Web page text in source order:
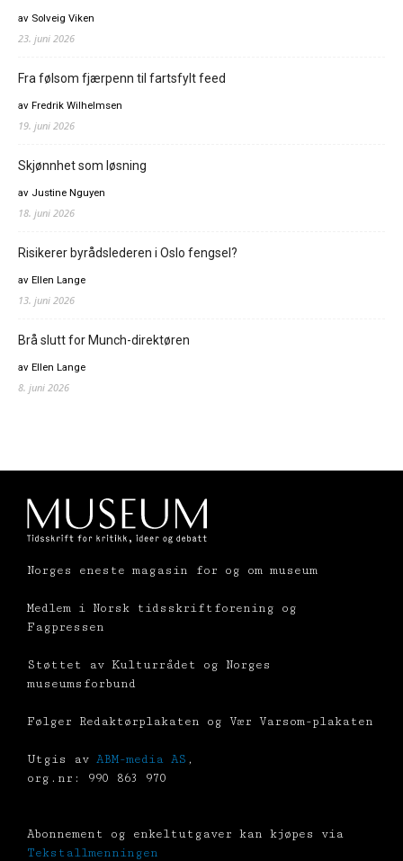
av Solveig Viken
23. juni 2026
Fra følsom fjærpenn til fartsfylt feed
av Fredrik Wilhelmsen
19. juni 2026
Skjønnhet som løsning
av Justine Nguyen
18. juni 2026
Risikerer byrådslederen i Oslo fengsel?
av Ellen Lange
13. juni 2026
Brå slutt for Munch-direktøren
av Ellen Lange
8. juni 2026
Norges eneste magasin for og om museum
Medlem i Norsk tidsskriftforening og
Fagpressen
Støttet av Kulturrådet og Norges
museumsforbund
Følger Redaktørplakaten og Vær Varsom-plakaten
Utgis av ABM-media AS ,
org.nr: 990 863 970
Abonnement og enkeltutgaver kan kjøpes via
Tekstallmenningen